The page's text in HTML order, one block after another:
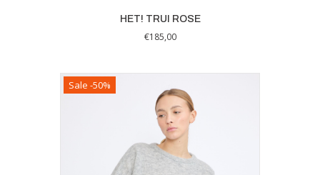
HET! TRUI ROSE
€185,00
meerdere
variaties.
Deze
optie
kan
gekozen
Sale -50%